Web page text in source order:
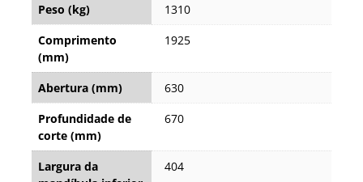
Peso (kg)
1310
Comprimento
(mm)
1925
Abertura (mm)
630
Profundidade de
corte (mm)
670
Largura da
404